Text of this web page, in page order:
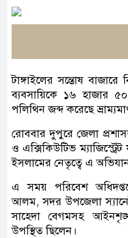
টাঙ্গাইলের সন্তোষ
ব্যবসায়িকে ১৬ হাজার
পলিথিন জব্দ করেছে
রোববার দুপুরে জেলা
ও এক্সিকিউটিভ
ইসলামের নেতৃত্বে এ
এ সময় পরিবেশ
আলম, সদর উপজেলা
সাহেদা বেগমসহ
উপস্থিত ছিলেন।